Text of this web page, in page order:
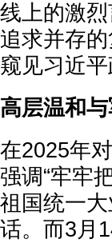
线上的激
追求并存
窥见习近
高层温和
在2025年
强调“牢牢
祖国统一
话。而3月